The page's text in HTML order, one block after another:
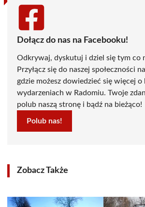
Dołącz do nas na Facebooku!
Odkrywaj, dyskutuj i dziel się tym co
Przyłącz się do naszej społeczności
gdzie możesz dowiedzieć się więcej o
wydarzeniach w Radomiu. Twoje
polub naszą stronę i bądź na bieżąco!
Polub nas!
Zobacz Także